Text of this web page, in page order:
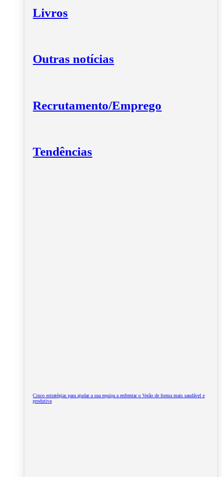
Livros
Outras notícias
Recrutamento/Emprego
Tendências
Cinco estratégias para ajudar a sua equipa a enfrentar o Verão de forma mais saudável e
produtiva